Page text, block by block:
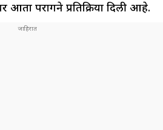
आता परागने प्रतिक्रिया दिली आहे.